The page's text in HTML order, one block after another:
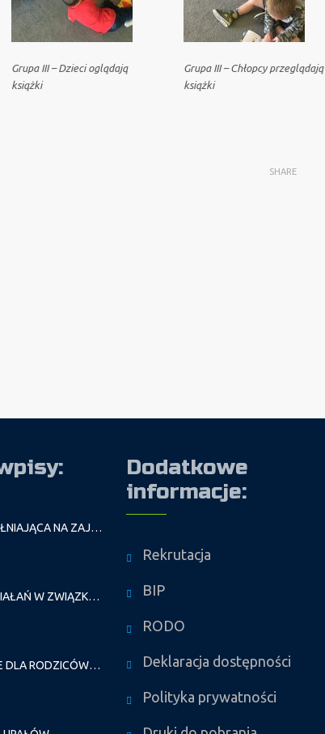
Grupa III – Dzieci oglądają
książki
Grupa III – Chłopcy przeglądają
książki
SHARE
REKRUTACJA UZUPEŁNIAJĄCA NA ZAJĘCIA PROWADZONE PRZEZ PAŁAC MŁODZIEŻY W ROKU SZKOLNYM 2026/2027
REKOMENDACJE DZIAŁAŃ W ZWIĄZKU Z FALAMI UPAŁÓW
WAŻNE INFORMACJE DLA RODZICÓW DZIECI NOWO PRZYJĘTYCH GR. I
Dodatkowe
informacje:
Rekrutacja
BIP
RODO
Deklaracja dostępności
Polityka prywatności